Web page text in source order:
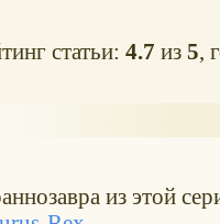
статьи:4.7 из5,
из этой